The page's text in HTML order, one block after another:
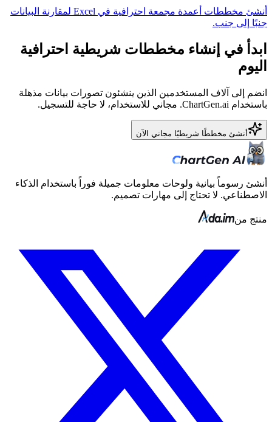
أنشئ مخططات أعمدة مجمعة احترافية في Excel لمقارنة البيانات
جنبًا إلى جنب.
ابدأ في إنشاء مخططات شريطية احترافية
اليوم
انضم إلى آلاف المستخدمين الذين ينشئون تصورات بيانات مذهلة
باستخدام ChartGen.ai. مجاني للاستخدام، لا حاجة للتسجيل.
أنشئ مخططًا شريطيًا مجاني الآن
أنشئ رسوماً بيانية ولوحات معلومات جميلة فوراً باستخدام الذكاء
الاصطناعي. لا تحتاج إلى مهارات تصميم.
منتج من